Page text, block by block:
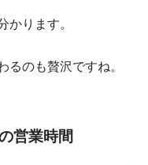
かります。
るのも贅沢ですね。
営業時間